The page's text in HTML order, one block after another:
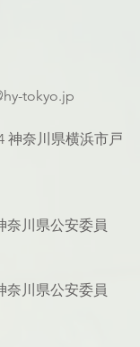
tokyo.jp
神奈川県横浜市戸
奈川県公安委員
奈川県公安委員